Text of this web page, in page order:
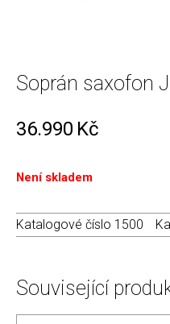
Soprán saxofon
36.990 Kč
Není skladem
Katalogové číslo 1500
Související